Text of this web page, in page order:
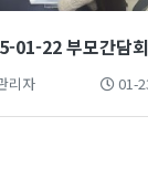
01-22 부모간담회
리자 01-